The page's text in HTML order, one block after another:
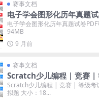
赛事文档
电子学会图形化历年真题
电子学会图形化历年真题试卷
94MB
9 月前
赛事文档
Scratch少儿编程 | 竞赛 |
真题 | 模拟题
Scratch少儿编程 | 竞赛 | 等级
拟题 大小：18...